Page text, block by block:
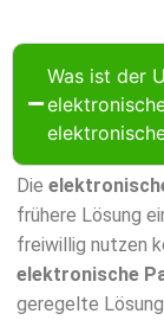
Was ist der
Die
frühere Lösung
freiwillig nutzen
elektronische
geregelte